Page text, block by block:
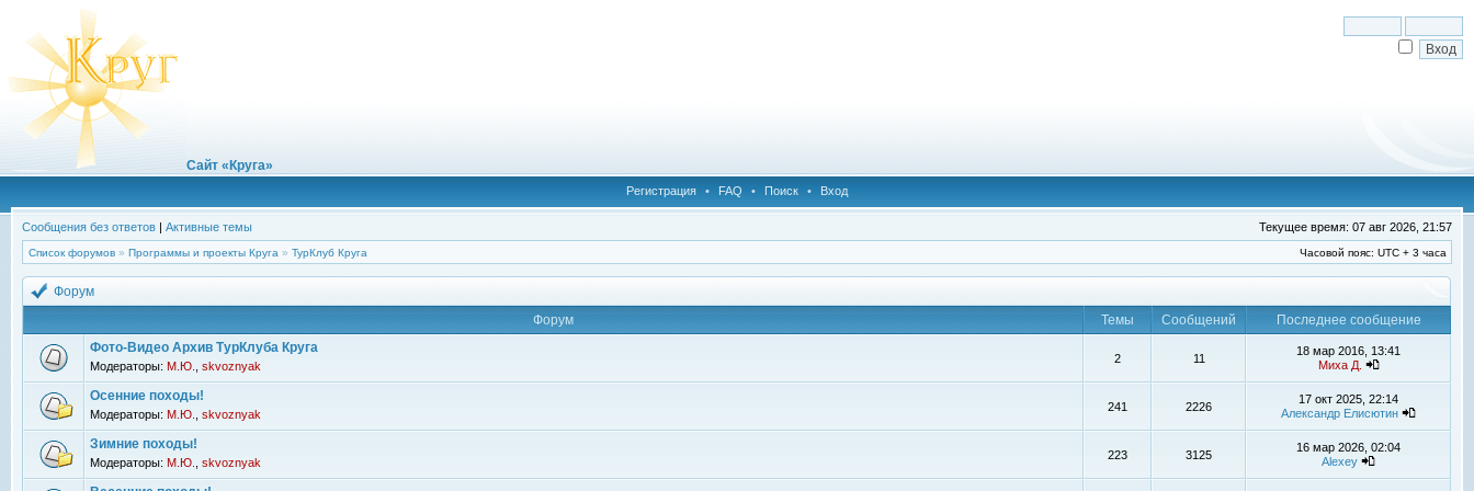
Сайт «Круга»
Регистрация • FAQ • Поиск • Вход
Сообщения без ответов | Активные темы Текущее время: 07 авг 2026, 21:57
Список форумов » Программы и проекты Круга » ТурКлуб Круга Часовой пояс: UTC + 3 часа
Форум
Форум
Темы Сообщений
Последнее сообщение
Фото-Видео Архив ТурКлуба Круга
Модераторы: М.Ю. skvoznyak
2 11
18 мар 2016, 13:41
Миха Д.
Осенние походы!
Модераторы: М.Ю. skvoznyak
241 2226
17 окт 2025, 22:14
Александр Елисютин
Зимние походы!
Модераторы: М.Ю. skvoznyak
223 3125
16 мар 2026, 02:04
Alexey